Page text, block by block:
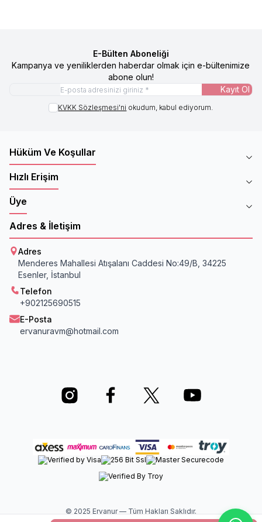
E-Bülten Aboneliği
Kampanya ve yeniliklerden haberdar olmak için e-bültenimize
abone olun!
Kayıt Ol
KVKK Sözleşmesi'ni okudum, kabul ediyorum.
Hüküm Ve Koşullar
Hızlı Erişim
Üye
Adres & İletişim
Adres
Menderes Mahallesi Atışalanı Caddesi No:49/B, 34225
Esenler, İstanbul
Telefon
+902125690515
E-Posta
ervanuravm@hotmail.com
© 2025 Ervanur — Tüm Hakları Saklıdır.